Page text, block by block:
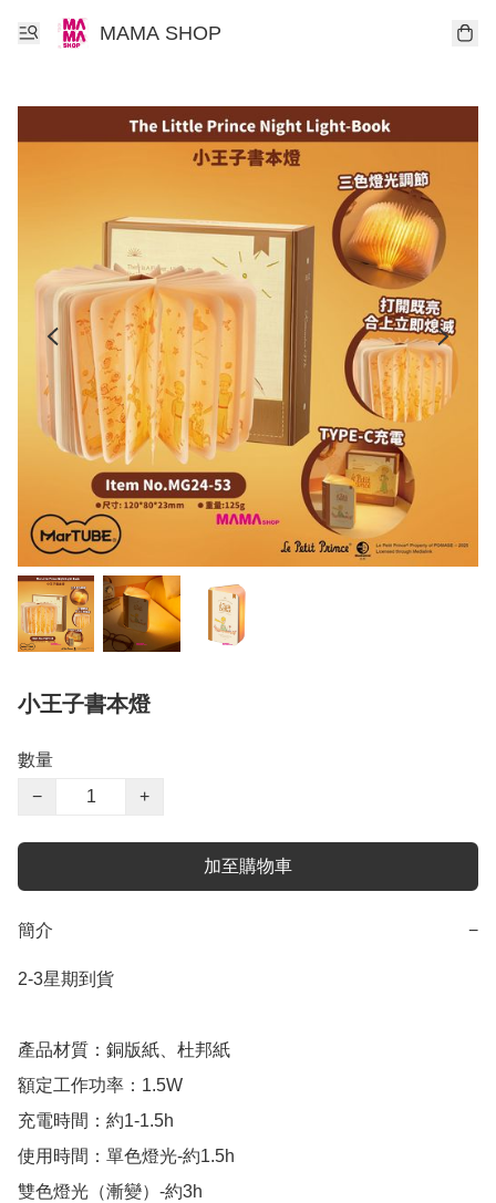
MAMA SHOP
小王子書本燈
數量
−
+
加至購物車
簡介 −
2-3星期到貨
產品材質：銅版紙、杜邦紙
額定工作功率：1.5W
充電時間：約1-1.5h
使用時間：單色燈光-約1.5h
雙色燈光（漸變）-約3h